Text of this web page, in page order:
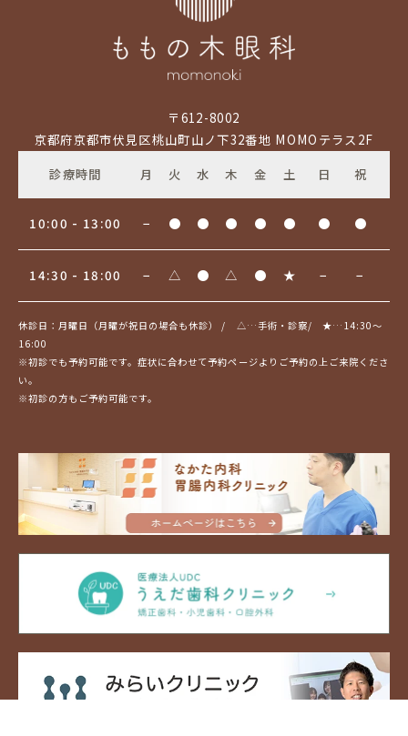
〒612-8002
京都府京都市伏見区桃山町山ノ下32番地 MOMOテラス2F
休診日：月曜日（月曜が祝日の場合も休診） / △…⼿術・診察/ ★…14:30〜
16:00
※初診でも予約可能です。症状に合わせて予約ページよりご予約の上ご来院くださ
い。
※初診の方もご予約可能です。
診療時間 月 火 水 木 金 土 日 祝
10:00 - 13:00 − ● ● ● ● ● ● ●
14:30 - 18:00 − △ ● △ ● ★ − −